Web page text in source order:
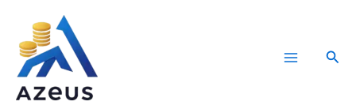
conteúdo